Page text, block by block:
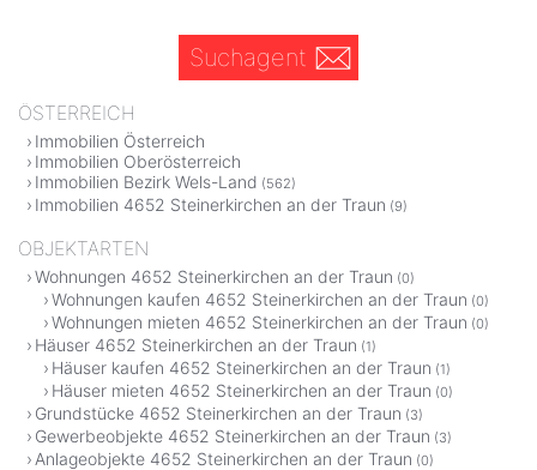
Suchagent
ÖSTERREICH
Immobilien Österreich
Immobilien Oberösterreich
Immobilien Bezirk Wels-Land (562)
Immobilien 4652 Steinerkirchen an der Traun (9)
OBJEKTARTEN
Wohnungen 4652 Steinerkirchen an der Traun (0)
Wohnungen kaufen 4652 Steinerkirchen an der Traun (0)
Wohnungen mieten 4652 Steinerkirchen an der Traun (0)
Häuser 4652 Steinerkirchen an der Traun (1)
Häuser kaufen 4652 Steinerkirchen an der Traun (1)
Häuser mieten 4652 Steinerkirchen an der Traun (0)
Grundstücke 4652 Steinerkirchen an der Traun (3)
Gewerbeobjekte 4652 Steinerkirchen an der Traun (3)
Anlageobjekte 4652 Steinerkirchen an der Traun (0)